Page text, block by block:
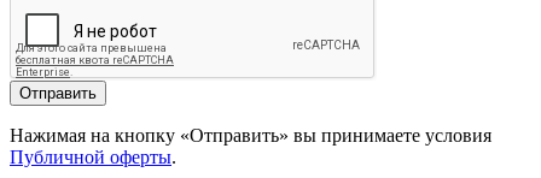
Отправить
Нажимая на кнопку «Отправить» вы принимаете условия
Публичной оферты.